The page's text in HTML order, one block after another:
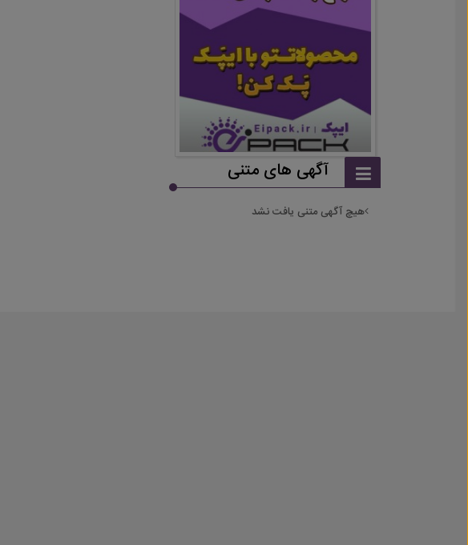
آگهی های متنی
هیچ آگهی متنی یافت نشد